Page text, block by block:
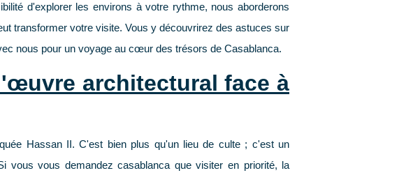
d'explorer les environs à votre rythme, nous aborderons
transformer votre visite. Vous y découvrirez des astuces sur
nous pour un voyage au cœur des trésors de Casablanca.
architectural face à
Hassan II. C'est bien plus qu'un lieu de culte ; c'est un
vous vous demandezcasablanca que visiter en priorité, la